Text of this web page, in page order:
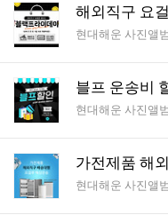
해외직구 요
게시판명
현대해운 사진앨범
블프 운송비
게시판명
현대해운 사진앨범
가전제품 해
게시판명
현대해운 사진앨범